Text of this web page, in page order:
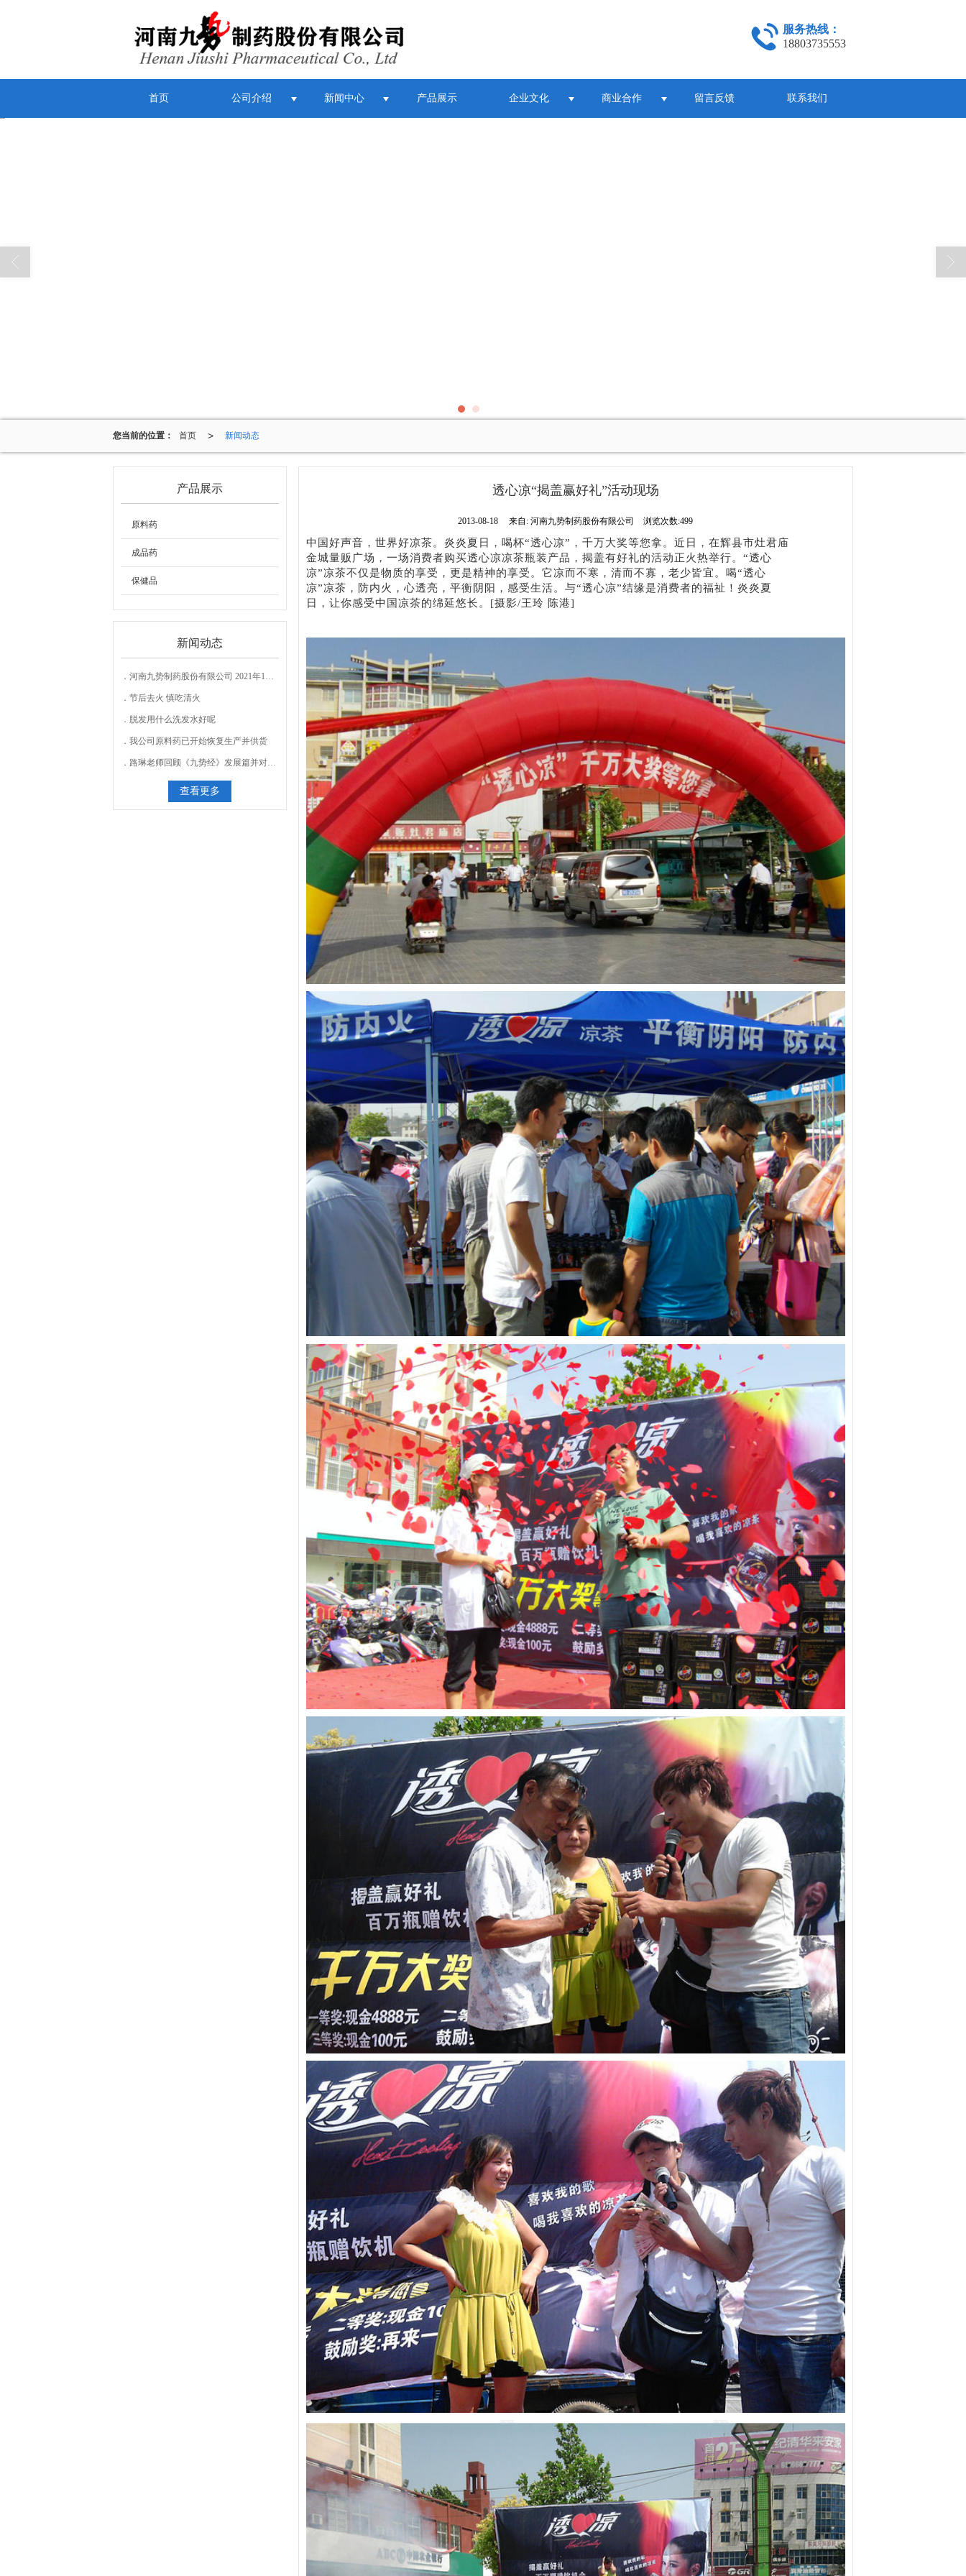
服务热线：
18803735553
首页 公司介绍 新闻中心 产品展示 企业文化 商业合作 留言反馈 联系我们
您当前的位置： 首页 > 新闻动态
透心凉“揭盖赢好礼”活动现场
2013-08-18 来自:河南九势制药股份有限公司 浏览次数:499
中国好声音，世界好凉茶。炎炎夏日，喝杯“透心凉”，千万大奖等您拿。近日，在辉县市灶君庙
金城量贩广场，一场消费者购买透心凉凉茶瓶装产品，揭盖有好礼的活动正火热举行。“透心
凉”凉茶不仅是物质的享受，更是精神的享受。它凉而不寒，清而不寡，老少皆宜。喝“透心
凉”凉茶，防内火，心透亮，平衡阴阳，感受生活。与“透心凉”结缘是消费者的福祉！炎炎夏
日，让你感受中国凉茶的绵延悠长。[摄影/王玲 陈港]
产品展示
原料药
成品药
保健品
新闻动态
河南九势制药股份有限公司 2021年1月-11月危废产生转运情况公示表
节后去火 慎吃清火
脱发用什么洗发水好呢
我公司原料药已开始恢复生产并供货
路琳老师回顾《九势经》发展篇并对员工进行测试
查看更多